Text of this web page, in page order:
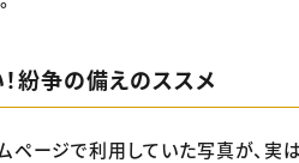
紛争の備えのススメ
ページで利用していた写真が、実